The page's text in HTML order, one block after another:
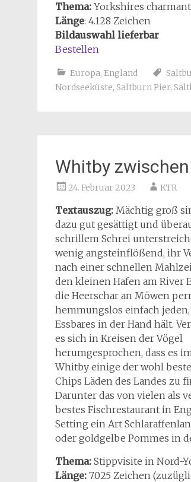
Thema: Yorkshires
Länge: 4.128 Zeichen
Bildauswahl lieferbar
Bestellen
Europa, England
Nordseeküste, Saltburn Pier,
Whitby
24. Februar 2023 KTR
Textauszug: Mächtig groß
dazu gut gesättigt und
schrillem Schrei
wenig angsteinflößend, ihr
nach einer schnellen
den kleinen Hafen am River
die Heerschar an Möwen
hemmungslos einfach jeden,
Essbares in der Hand hält.
es sich in Kreisen der Vögel
herumgesprochen, dass es
Whitby einige der wohl
Chips Läden des Landes zu
Darunter das von vielen als
bestes Fischrestaurant in
Setting ein Art
oder goldgelbe Pommes in
Thema: Stippvisite in Nord-
Länge: 7.025 Zeichen